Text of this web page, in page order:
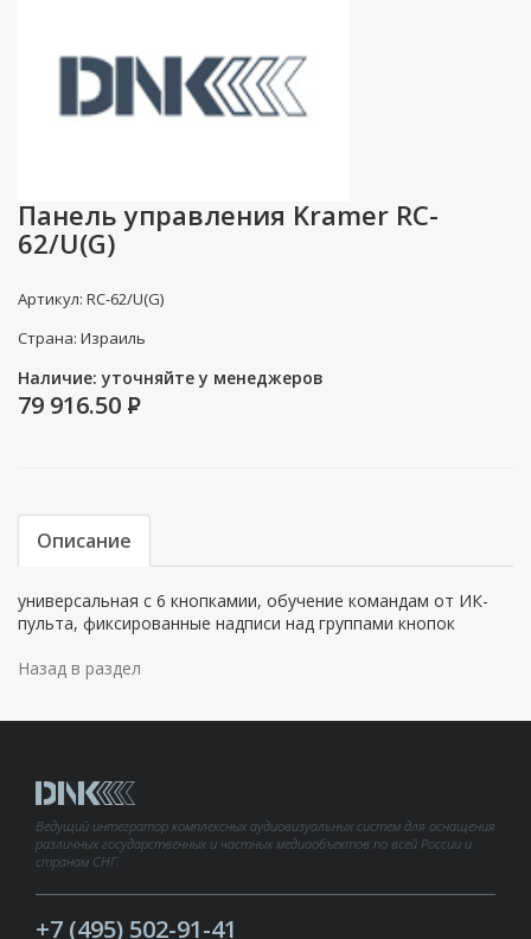
Панель управления Kramer RC-
62/U(G)
Артикул: RC-62/U(G)
Страна: Израиль
Наличие: уточняйте у менеджеров
79 916.50 P
Описание
универсальная с 6 кнопкамии, обучение командам от ИК-
пульта, фиксированные надписи над группами кнопок
Назад в раздел
Ведущий интегратор комплексных аудиовизуальных систем для оснащения
различных государственных и частных медиаобъектов по всей России и
странам СНГ.
+7 (495) 502-91-41